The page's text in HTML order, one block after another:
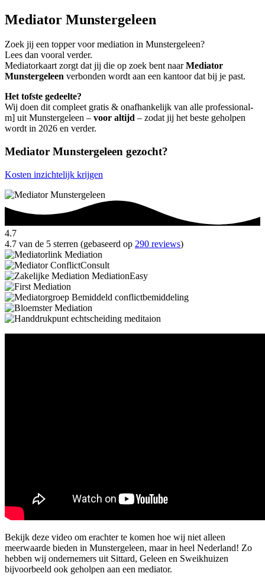
Mediator Munstergeleen
Zoek jij een topper voor mediation in Munstergeleen?
Lees dan vooral verder.
Mediatorkaart zorgt dat jij die op zoek bent naarMediator
Munstergeleen verbonden wordt aan een kantoor dat bij je past.
Het tofste gedeelte?
Wij doen dit compleet gratis & onafhankelijk van alle professional-
m] uit Munstergeleen – voor altijd – zodat jij het beste geholpen
wordt in 2026 en verder.
Mediator Munstergeleen gezocht?
Kosten inzichtelijk krijgen
4.7
4.7 van de 5 sterren (gebaseerd op 290 reviews)
Bekijk deze video om erachter te komen hoe wij niet alleen
meerwaarde bieden in Munstergeleen, maar in heel Nederland! Zo
hebben wij ondernemers uit Sittard, Geleen en Sweikhuizen
bijvoorbeeld ook geholpen aan een mediator.